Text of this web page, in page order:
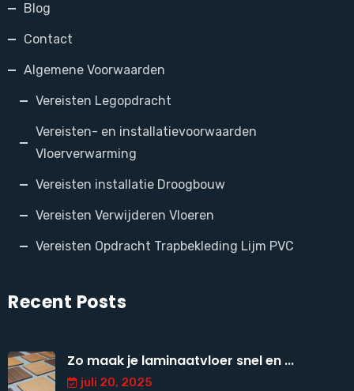
Blog
Contact
Algemene Voorwaarden
Vereisten Legopdracht
Vereisten- en installatievoorwaarden
Vloerverwarming
Vereisten installatie Droogbouw
Vereisten Verwijderen Vloeren
Vereisten Opdracht Trapbekleding Lijm PVC
Recent Posts
Zo maak je laminaatvloer snel en ...
juli 20, 2025